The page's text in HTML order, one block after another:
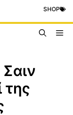
SHOP
της